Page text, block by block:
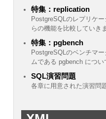
特集：replication
PostgreSQLのレプリケ
らの機能を比較していき
特集：pgbench
PostgreSQLのベンチマ
ムである pgbench につい
SQL演習問題
各章に用意された演習問